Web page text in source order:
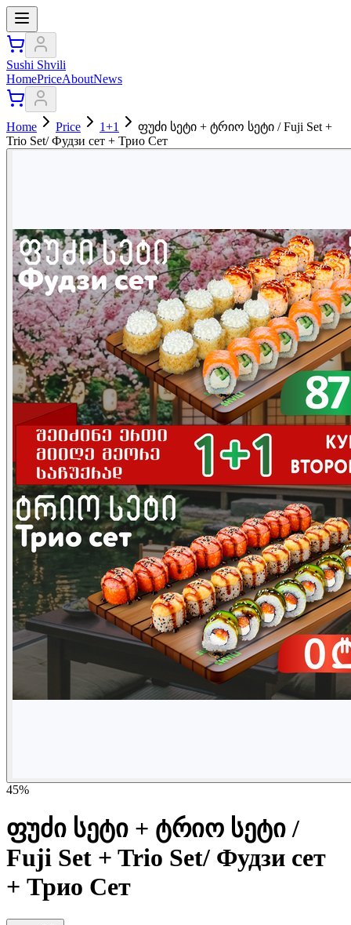
Sushi Shvili
HomePriceAboutNews
Home Price 1+1
ფუძი სეტი + ტრიო სეტი / Fuji Set +
Trio Set/ Фудзи сет + Трио Сет
45%
ფუძი სეტი + ტრიო სეტი /
Fuji Set + Trio Set/ Фудзи сет
+ Трио Сет